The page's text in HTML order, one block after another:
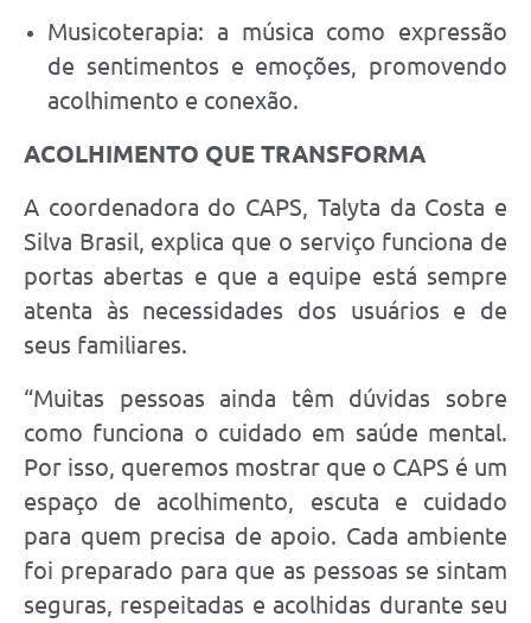
Musicoterapia: a música como expressão
de sentimentos e emoções, promovendo
acolhimento e conexão.
ACOLHIMENTO QUE TRANSFORMA
A coordenadora do CAPS, Talyta da Costa e
Silva Brasil, explica que o serviço funciona de
portas abertas e que a equipe está sempre
atenta às necessidades dos usuários e de
seus familiares.
“Muitas pessoas ainda têm dúvidas sobre
como funciona o cuidado em saúde mental.
Por isso, queremos mostrar que o CAPS é um
espaço de acolhimento, escuta e cuidado
para quem precisa de apoio. Cada ambiente
foi preparado para que as pessoas se sintam
seguras, respeitadas e acolhidas durante seu